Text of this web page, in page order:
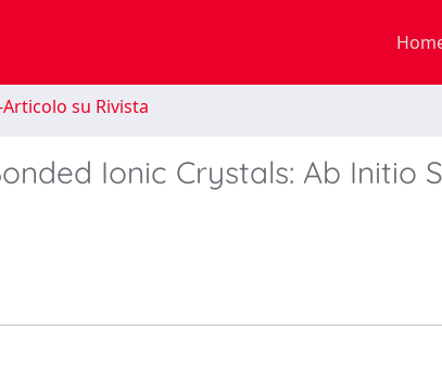
Articolo su Rivista
Ionic Crystals: Ab Initio